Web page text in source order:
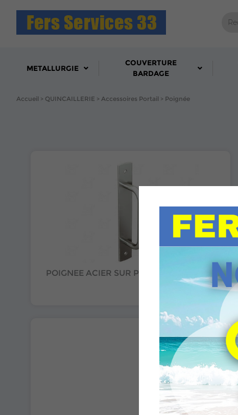
METALLURGIE
COUVERTURE
BARDAGE
Accueil QUINCAILLERIE Accessoires Portail Poignée
POIGNEE ACIER SUR PLATINE DE 265MM